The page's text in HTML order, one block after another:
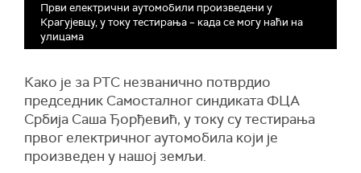
Први електрични аутомобили произведени у
Крагујевцу, у току тестирања – када се могу наћи на
улицама
Како је за РТС незванично потврдио
председник Самосталног синдиката ФЦА
Србија Саша Ђорђевић, у току су тестирања
првог електричног аутомобила који је
произведен у нашој земљи.